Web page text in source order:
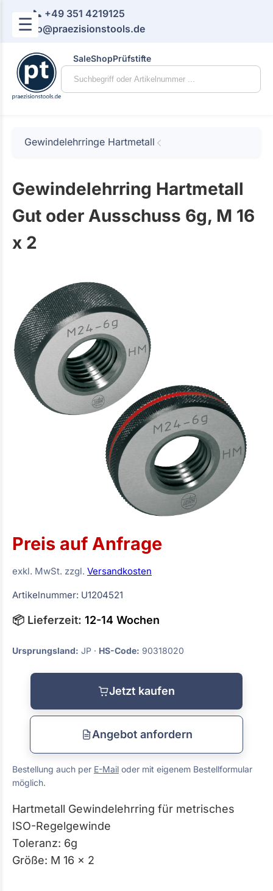
☰
📞 +49 351 4219125
📧 info@praezisionstools.de
SaleShopPrüfstifte
Gewindelehrringe Hartmetall
Gewindelehrring Hartmetall
Gut oder Ausschuss 6g, M 16
x 2
Preis auf Anfrage
exkl. MwSt. zzgl. Versandkosten
Artikelnummer: U1204521
📦 Lieferzeit: 12-14 Wochen
Ursprungsland: JP · HS-Code: 90318020
Jetzt kaufen
Angebot anfordern
Bestellung auch per E-Mail oder mit eigenem Bestellformular
möglich.
Hartmetall Gewindelehrring für metrisches
ISO-Regelgewinde
Toleranz: 6g
Größe: M 16 x 2